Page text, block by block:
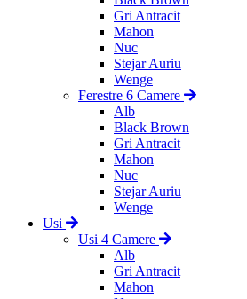
Gri Antracit
Mahon
Nuc
Stejar Auriu
Wenge
Ferestre 6 Camere
Alb
Black Brown
Gri Antracit
Mahon
Nuc
Stejar Auriu
Wenge
Usi
Usi 4 Camere
Alb
Gri Antracit
Mahon